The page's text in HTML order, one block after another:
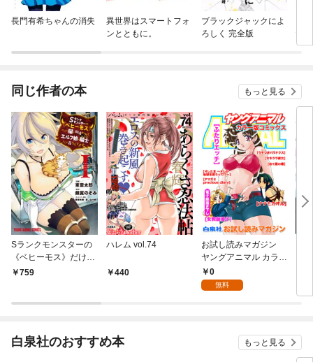
長門有希ちゃんの消失
異世界はスマートフォ
ンとともに。
ブラックジャックによ
ろしく 完全版
た
メ
同じ作者の本 もっと見る
Sランクモンスターの
《ベヒーモス》だけ
ど、猫と間違われてエ
1巻
759
ハレム vol.74
440
お試し読みマガジン
ヤングアニマル カラー
版コミックス
0
無料
白泉社のおすすめ本 もっと見る